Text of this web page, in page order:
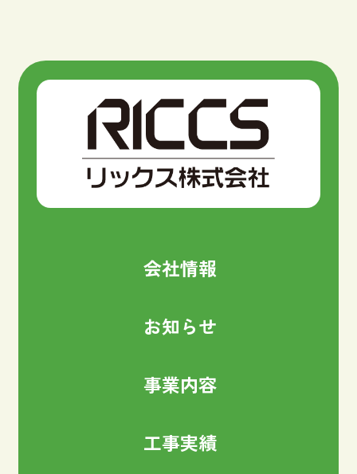
会社情報
お知らせ
事業内容
工事実績